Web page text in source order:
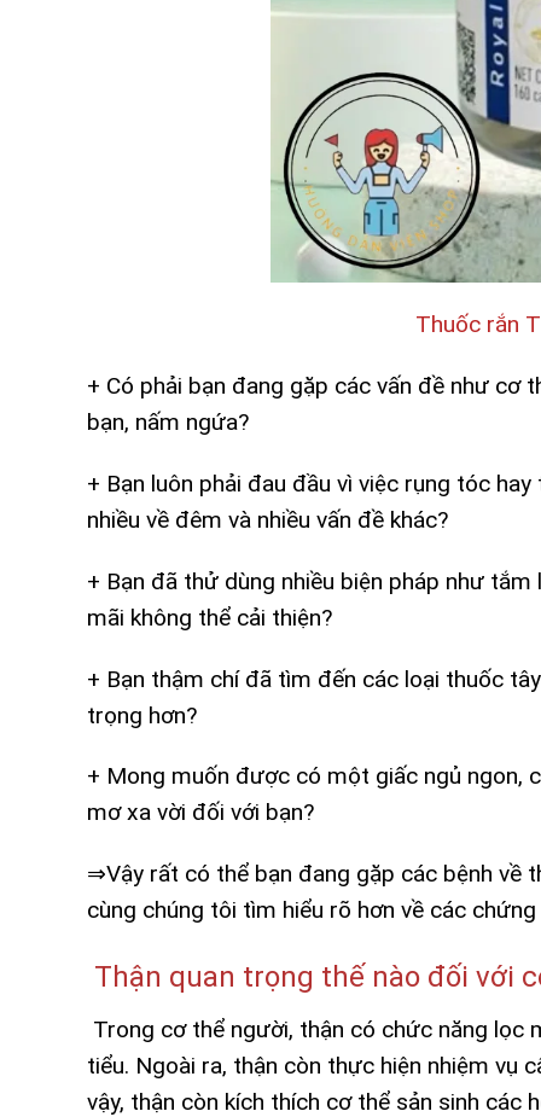
Thuốc rắn
+ Có phải bạn đang gặp các vấn đề như cơ
bạn, nấm ngứa?
+ Bạn luôn phải đau đầu vì việc rụng tóc
nhiều về đêm và nhiều vấn đề khác?
+ Bạn đã thử dùng nhiều biện pháp như
mãi không thể cải thiện?
+ Bạn thậm chí đã tìm đến các loại thuốc
trọng hơn?
+ Mong muốn được có một giấc ngủ ngon,
mơ xa vời đối với bạn?
⇒Vậy rất có thể bạn đang gặp các bệnh về
cùng chúng tôi tìm hiểu rõ hơn về các
Thận quan trọng thế nào đối với
Trong cơ thể người, thận có chức năng lọc
tiểu. Ngoài ra, thận còn thực hiện nhiệm vụ
vậy, thận còn kích thích cơ thể sản sinh